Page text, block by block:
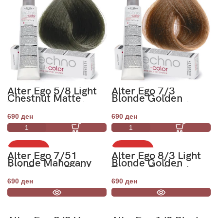
Alter Ego 5/8 Light
Chestnut Matte
Techno Fruit Color
100ml
690 ден
Alter Ego 7/3
Blonde Golden
Techno Fruit Color
100ml
690 ден
Alter Ego 7/51
Blonde Mahogany
Ash Techno Fruit
Color 100ml
690 ден
Alter Ego 8/3 Light
Blonde Golden
Techno Fruit Color
100ml
690 ден